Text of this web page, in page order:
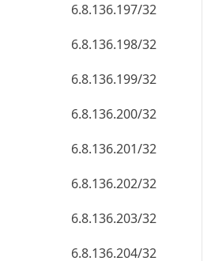
6.8.136.197/32
6.8.136.198/32
6.8.136.199/32
6.8.136.200/32
6.8.136.201/32
6.8.136.202/32
6.8.136.203/32
6.8.136.204/32